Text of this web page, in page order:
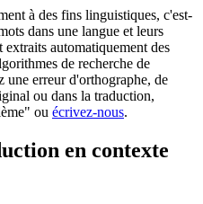
à des fins linguistiques, c'est-
dans une langue et leurs
automatiquement des
de recherche de
une erreur d'orthographe, de
ou dans la traduction,
ou écrivez-nous.
en contexte